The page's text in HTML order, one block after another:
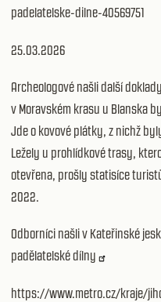
padelatelske-dilne-40569751
25.03.2026
Archeologové našli další
v Moravském krasu u Blanska
Jde o kovové plátky, z nichž
Ležely u prohlídkové trasy,
otevřena, prošly statisíce
2022.
Odborníci našli v Kateřinské
padělatelské dílny
https://www.metro.cz/kraje/